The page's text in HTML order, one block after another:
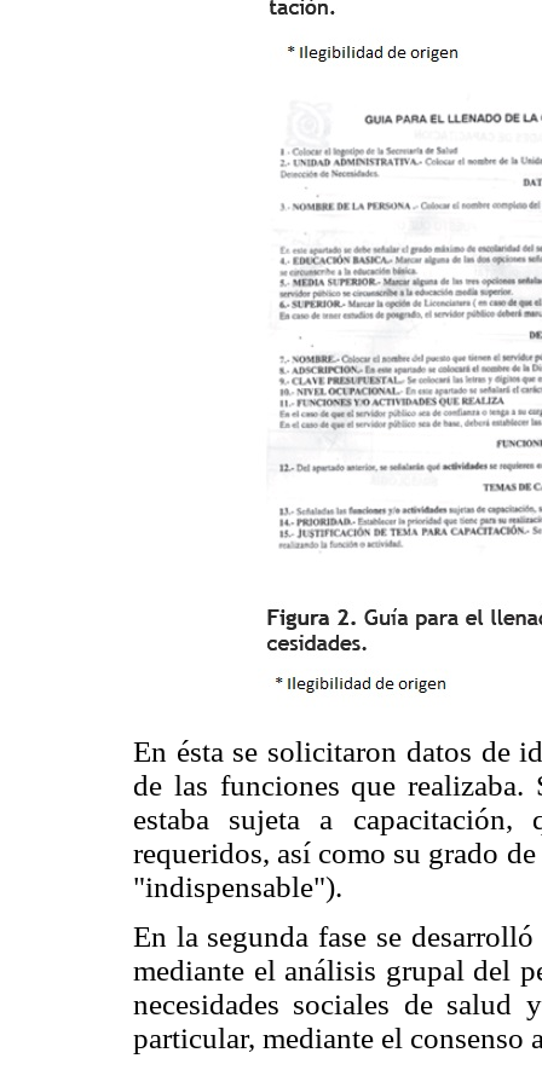
En ésta se solicitaron datos de
de las funciones que
estaba sujeta a capacitación,
requeridos, así como su grado
"indispensable").
En la segunda fase se
mediante el análisis grupal del
necesidades sociales de
particular, mediante el consenso